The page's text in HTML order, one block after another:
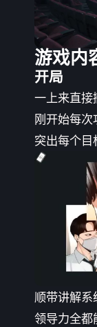
游戏内
开局
一上来直接
刚开始每
突出每个目
顺带讲解系
领导力全都